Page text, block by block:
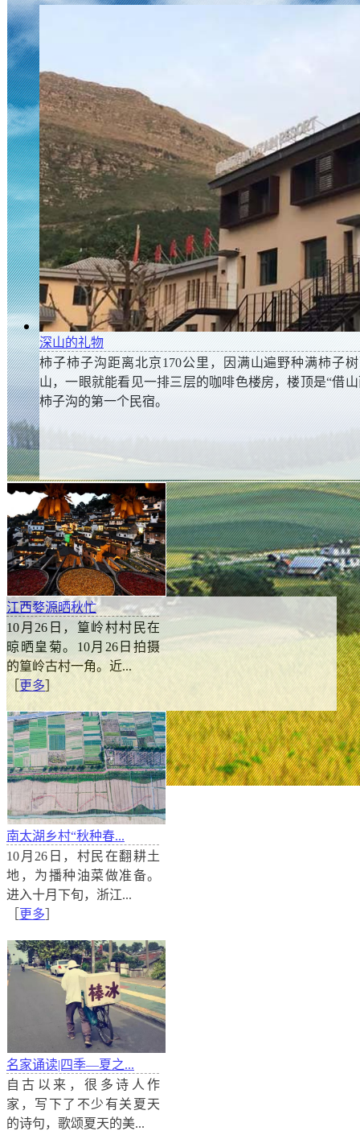
[爱在乡村]80后彭枫和她的4000多名“孩子”
据中国乡村之声《三农中国》报道，贵州省桐梓县的彭
娘，但她却被4000多名农村困难孩子称为“妈妈”。原来
职公益人，彭枫帮助了5万名农村困难群众。
深山的礼物
柿子柿子沟距离北京170公里，因满山遍野种满柿子
山，一眼就能看见一排三层的咖啡色楼房，楼顶是“借
柿子沟的第一个民宿。
舞草龙 庆丰年
广西罗城仫佬族自治县举行舞草龙大赛，来自各乡镇的
欢庆一年五谷丰登，祈福来年风调雨顺。
江西婺源晒秋忙
10月26日，篁岭村村民在
晾晒皇菊。10月26日拍摄
的篁岭古村一角。近...
［ 更多］
南太湖乡村“秋种春...
10月26日，村民在翻耕土
地，为播种油菜做准备。
进入十月下旬，浙江...
更多
名家诵读|四季—夏之...
自古以来，很多诗人作
家，写下了不少有关夏天
的诗句，歌颂夏天的美...